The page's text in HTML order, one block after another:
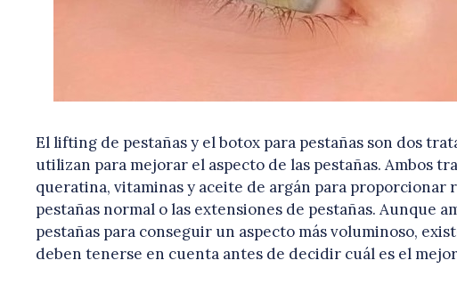
El lifting de pestañas y el botox para pestañas son dos
utilizan para mejorar el aspecto de las pestañas. Ambos
queratina, vitaminas y aceite de argán para proporcionar
pestañas normal o las extensiones de pestañas. Aunque
pestañas para conseguir un aspecto más voluminoso,
deben tenerse en cuenta antes de decidir cuál es el